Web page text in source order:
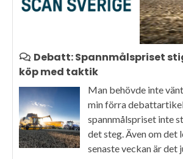
Debatt: Spannmålspriset
köp med taktik
Man behövde inte
min förra
spannmålspriset inte
det steg. Även om det
senaste veckan är det